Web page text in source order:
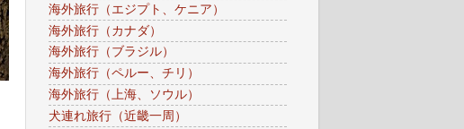
海外旅行（エジプト、ケニア）
海外旅行（カナダ）
海外旅行（ブラジル）
海外旅行（ペルー、チリ）
海外旅行（上海、ソウル）
犬連れ旅行（近畿一周）